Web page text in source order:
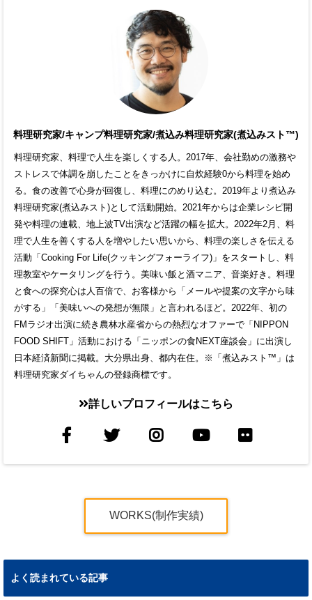
料理研究家/キャンプ料理研究家/煮込み料理研究家(煮込みスト™)
料理研究家、料理で人生を楽しくする人。2017年、会社勤めの激務や
ストレスで体調を崩したことをきっかけに自炊経験0から料理を始め
る。食の改善で心身が回復し、料理にのめり込む。2019年より煮込み
料理研究家(煮込みスト)として活動開始。2021年からは企業レシピ開
発や料理の連載、地上波TV出演など活躍の幅を拡大。2022年2月、料
理で人生を善くする人を増やしたい思いから、料理の楽しさを伝える
活動「Cooking For Life(クッキングフォーライフ)」をスタートし、料
理教室やケータリングを行う。美味い飯と酒マニア、音楽好き。料理
と食への探究心は人百倍で、お客様から「メールや提案の文字から味
がする」「美味いへの発想が無限」と言われるほど。2022年、初の
FMラジオ出演に続き農林水産省からの熱烈なオファーで「NIPPON
FOOD SHIFT」活動における「ニッポンの食NEXT座談会」に出演し
日本経済新聞に掲載。大分県出身、都内在住。※「煮込みスト™」は
料理研究家ダイちゃんの登録商標です。
詳しいプロフィールはこちら
WORKS(制作実績)
よく読まれている記事